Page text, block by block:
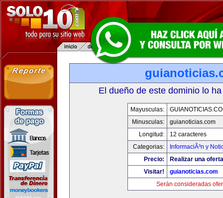
El dueño de este dominio lo
Mayusculas:
Minusculas:
guianoticias.com
Longitud:
12 caracteres
Categorias:
InformaciÃ³n y
Precio:
Realizar una
Visitar!
guianoticias.com
Serán consideradas